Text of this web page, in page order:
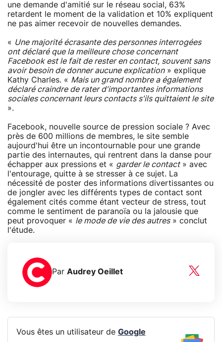
une demande d'amitié sur le réseau social, 63%
retardent le moment de la validation et 10% expliquent
ne pas aimer recevoir de nouvelles demandes.
« Une majorité écrasante des personnes interrogées
ont déclaré que la meilleure chose concernant
Facebook est le fait de rester en contact, souvent sans
avoir besoin de donner aucune explication» explique
Kathy Charles. « Mais un grand nombre a également
déclaré craindre de rater d'importantes informations
sociales concernant leurs contacts s'ils quittaient le site
».
Facebook, nouvelle source de pression sociale ? Avec
près de 600 millions de membres, le site semble
aujourd'hui être un incontournable pour une grande
partie des internautes, qui rentrent dans la danse pour
échapper aux pressions et « garder le contact» avec
l'entourage, quitte à se stresser à ce sujet. La
nécessité de poster des informations divertissantes ou
de jongler avec les différents types de contact sont
également cités comme étant vecteur de stress, tout
comme le sentiment de paranoïa ou la jalousie que
peut provoquer « le mode de vie des autres» conclut
l'étude.
Par Audrey Oeillet
Vous êtes un utilisateur de Google